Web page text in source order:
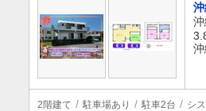
2階建て 駐車場あり 駐車2台 シ